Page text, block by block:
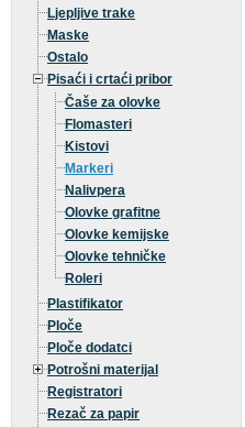
Ljepljive trake
Maske
Ostalo
Pisaći i crtaći pribor
Čaše za olovke
Flomasteri
Kistovi
Markeri
Nalivpera
Olovke grafitne
Olovke kemijske
Olovke tehničke
Roleri
Plastifikator
Ploče
Ploče dodatci
Potrošni materijal
Registratori
Rezač za papir